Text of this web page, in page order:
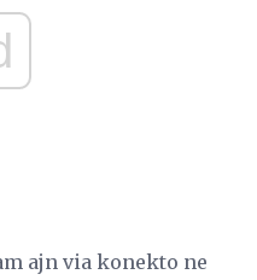
ajn via konekto ne